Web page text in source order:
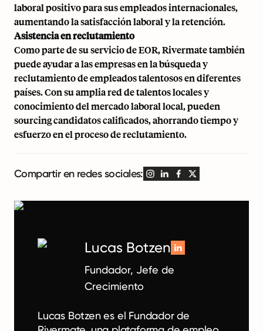
laboral positivo para sus empleados internacionales,
aumentando la satisfacción laboral y la retención.
Asistencia en reclutamiento
Como parte de su servicio de EOR, Rivermate también
puede ayudar a las empresas en la búsqueda y
reclutamiento de empleados talentosos en diferentes
países. Con su amplia red de talentos locales y
conocimiento del mercado laboral local, pueden
sourcing candidatos calificados, ahorrando tiempo y
esfuerzo en el proceso de reclutamiento.
Compartir en redes sociales:
Lucas Botzen
Fundador, Jefe de
Crecimiento
Lucas Botzen es el Fundador de